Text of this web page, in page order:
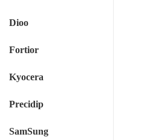
Dioo
Fortior
Kyocera
Precidip
SamSung